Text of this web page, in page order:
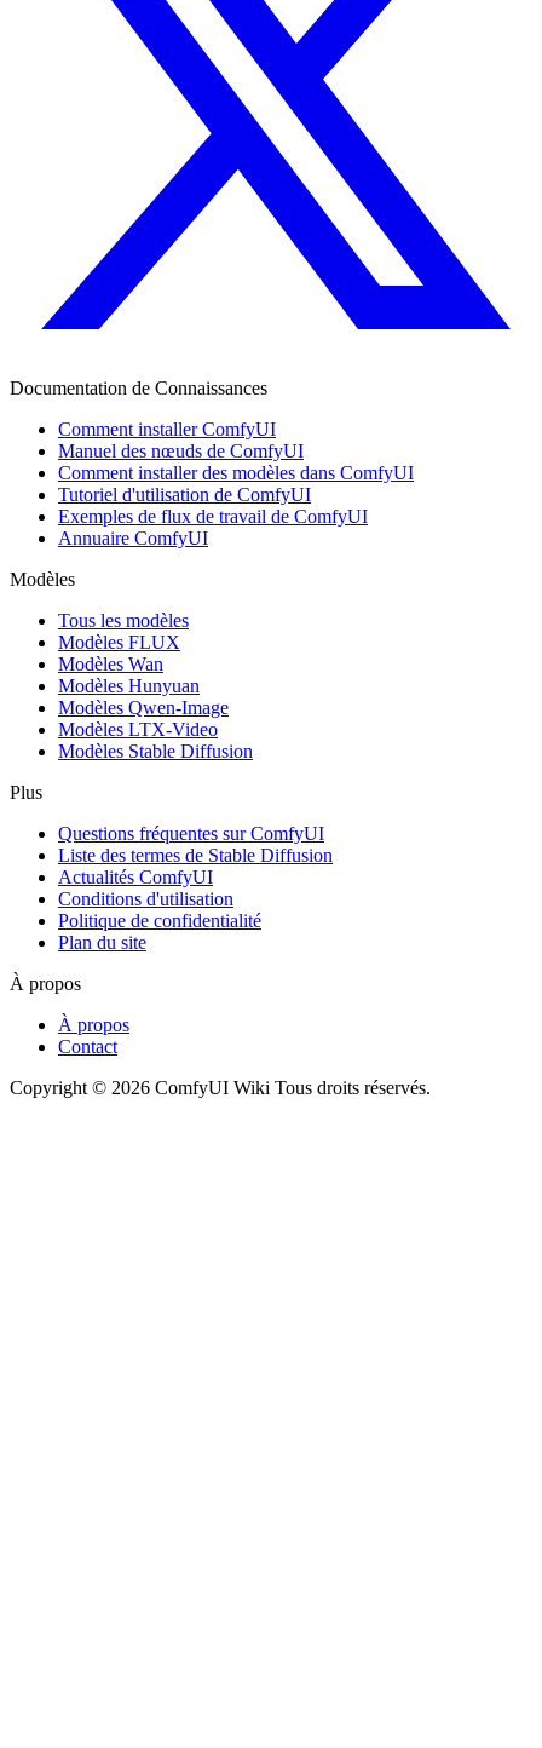
Documentation de Connaissances
Comment installer ComfyUI
Manuel des nœuds de ComfyUI
Comment installer des modèles dans ComfyUI
Tutoriel d'utilisation de ComfyUI
Exemples de flux de travail de ComfyUI
Annuaire ComfyUI
Modèles
Tous les modèles
Modèles FLUX
Modèles Wan
Modèles Hunyuan
Modèles Qwen-Image
Modèles LTX-Video
Modèles Stable Diffusion
Plus
Questions fréquentes sur ComfyUI
Liste des termes de Stable Diffusion
Actualités ComfyUI
Conditions d'utilisation
Politique de confidentialité
Plan du site
À propos
À propos
Contact
Copyright © 2026 ComfyUI Wiki Tous droits réservés.